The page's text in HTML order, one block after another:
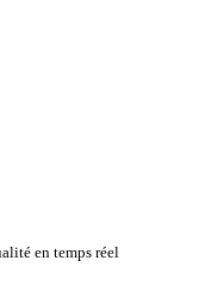
en temps réel